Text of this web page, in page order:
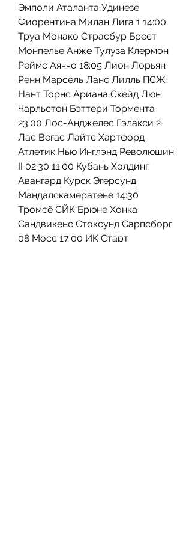
Эмполи Аталанта Удинезе
Фиорентина Милан Лига 1 14:00
Труа Монако Страсбур Брест
Монпелье Анже Тулуза Клермон
Реймс Аяччо 18:05 Лион Лорьян
Ренн Марсель Ланс Лилль ПСЖ
Нант Торнс Ариана Скейд Люн
Чарльстон Бэттери Тормента
23:00 Лос-Анджелес Гэлакси 2
Лас Вегас Лайтс Хартфорд
Атлетик Нью Инглэнд Революшин
II 02:30 11:00 Кубань Холдинг
Авангард Курск Эгерсунд
Мандалскамератене 14:30
Тромсё СЙК Брюне Хонка
Сандвикенс Стоксунд Сарпсборг
08 Мосс 17:00 ИК Старт